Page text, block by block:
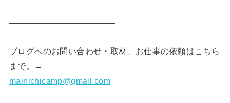
————————————–
ブログへのお問い合わせ・取材、お仕事の依頼はこちら
まで。→
mainichicamp@gmail.com